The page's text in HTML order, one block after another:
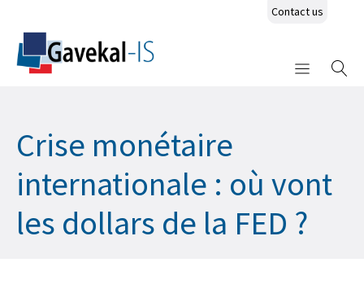
Contact us
Crise monétaire
internationale : où vont
les dollars de la FED ?